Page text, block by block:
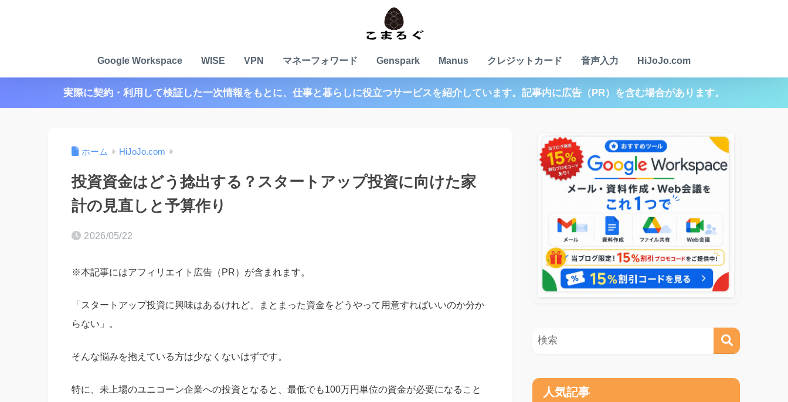
Google Workspace WISE VPN マネーフォワード Genspark Manus クレジットカード 音声入力 HiJoJo.com
実際に契約・利用して検証した一次情報をもとに、仕事と暮らしに役立つサービスを紹介しています。記事内に広告（PR）を含む場合があります。
ホーム HiJoJo.com
投資資金はどう捻出する？スタートアップ投資に向けた家
計の見直しと予算作り
2026/05/22
※本記事にはアフィリエイト広告（PR）が含まれます。
「スタートアップ投資に興味はあるけれど、まとまった資金をどうやって用意すればいいのか分か
らない」。
そんな悩みを抱えている方は少なくないはずです。
特に、未上場のユニコーン企業への投資となると、最低でも100万円単位の資金が必要になること
人気記事